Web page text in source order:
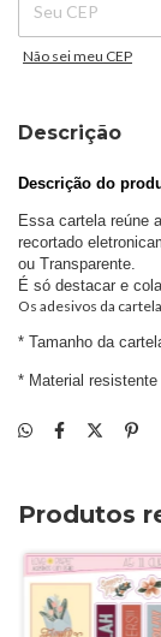
Não sei meu CEP
Descrição
Descrição do
Essa cartela reúne
recortado
ou Transparente.
É só destacar e
Os adesivos da
* Tamanho da
* Material resistente
Produtos